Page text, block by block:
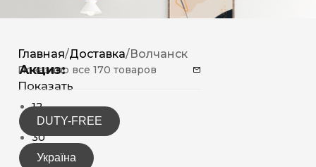
Акциз:
DUTY-FREE
Україна
Главная/Доставка/Волчанск
Показано все 170 товаров
Показать
12
15
30